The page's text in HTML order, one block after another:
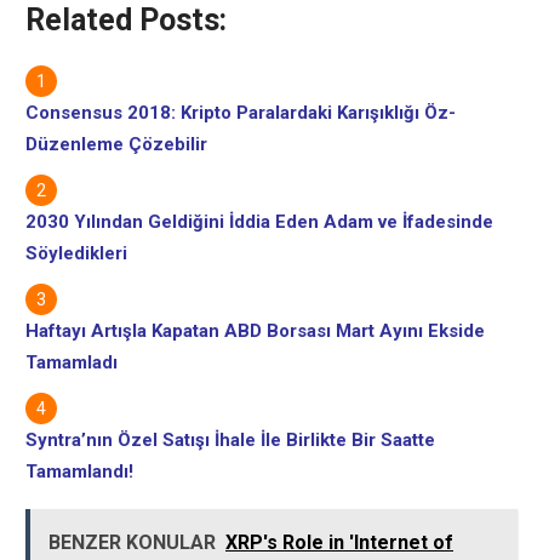
Related Posts:
Consensus 2018: Kripto Paralardaki Karışıklığı Öz-
Düzenleme Çözebilir
2030 Yılından Geldiğini İddia Eden Adam ve İfadesinde
Söyledikleri
Haftayı Artışla Kapatan ABD Borsası Mart Ayını Ekside
Tamamladı
Syntra’nın Özel Satışı İhale İle Birlikte Bir Saatte
Tamamlandı!
BENZER KONULAR XRP's Role in 'Internet of